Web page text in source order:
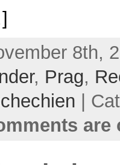
8th,
, Prag,
|
are